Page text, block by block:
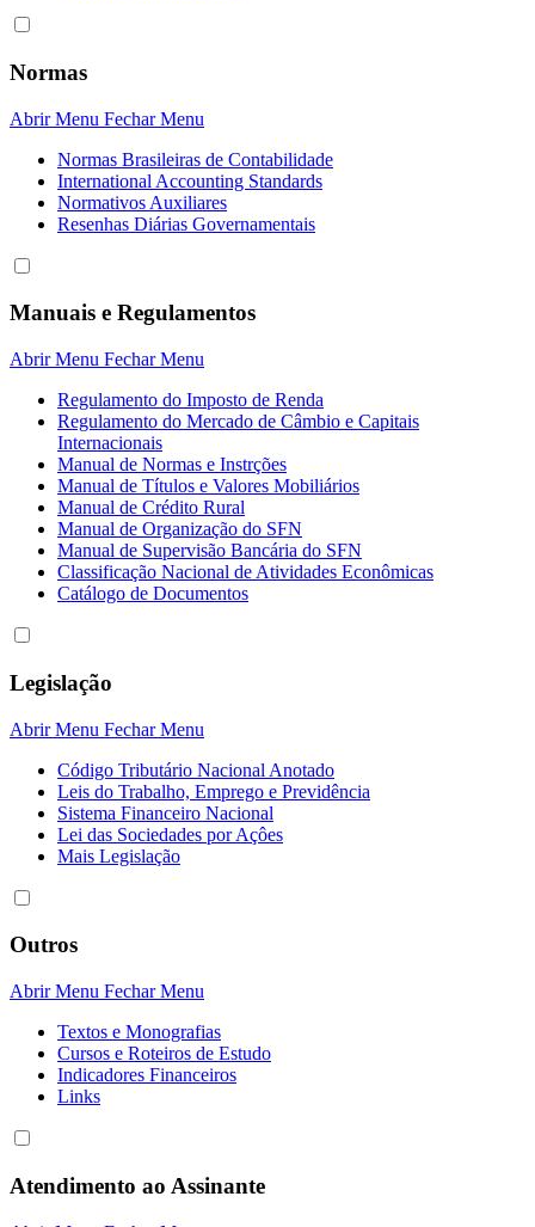
Normas
Abrir Menu Fechar Menu
Normas Brasileiras de Contabilidade
International Accounting Standards
Normativos Auxiliares
Resenhas Diárias Governamentais
Manuais e Regulamentos
Abrir Menu Fechar Menu
Regulamento do Imposto de Renda
Regulamento do Mercado de Câmbio e Capitais
Internacionais
Manual de Normas e Instrções
Manual de Títulos e Valores Mobiliários
Manual de Crédito Rural
Manual de Organização do SFN
Manual de Supervisão Bancária do SFN
Classificação Nacional de Atividades Econômicas
Catálogo de Documentos
Legislação
Abrir Menu Fechar Menu
Código Tributário Nacional Anotado
Leis do Trabalho, Emprego e Previdência
Sistema Financeiro Nacional
Lei das Sociedades por Açôes
Mais Legislação
Outros
Abrir Menu Fechar Menu
Textos e Monografias
Cursos e Roteiros de Estudo
Indicadores Financeiros
Links
Atendimento ao Assinante